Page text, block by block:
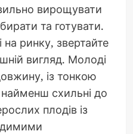
вирощувати
та готувати.
ринку, звертайте
вигляд. Молоді
із тонкою
схильні до
плодів із